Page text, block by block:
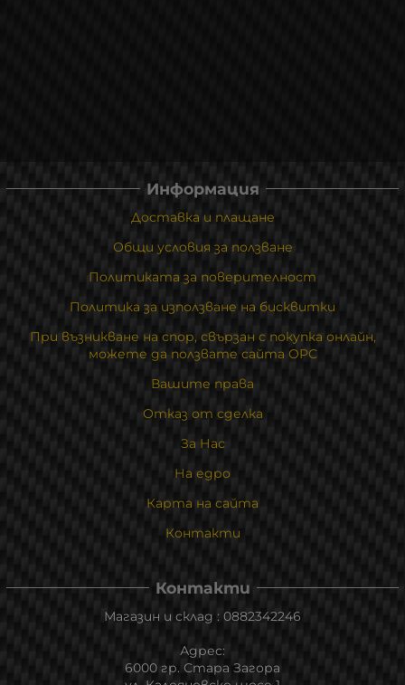
Информация
Доставка и плащане
Общи условия за ползване
Политиката за поверителност
Политика за използване на бисквитки
При възникване на спор, свързан с покупка онлайн,
можете да ползвате сайта ОРС
Вашите права
Отказ от сделка
За Нас
На едро
Карта на сайта
Контакти
Контакти
Магазин и склад : 0882342246
Адрес:
6000 гр. Стара Загора